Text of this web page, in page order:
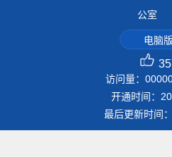
公
电脑版
访问量：
开通时间：
最后更新时间：